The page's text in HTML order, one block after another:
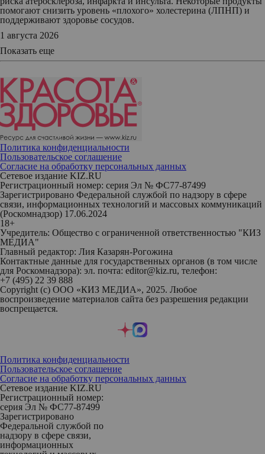
помогают снизить уровень «плохого» холестерина (ЛПНП) и
поддерживают здоровье сосудов.
1 августа 2026
Показать еще
Политика конфиденциальности
Пользовательское соглашение
Согласие на обработку персональных данных
Сетевое издание KIZ.RU
Регистрационный номер: серия Эл № ФС77-87499
Зарегистрировано Федеральной службой по надзору в сфере
связи, информационных технологий и массовых коммуникаций
(Роскомнадзор) 17.06.2024
18+
Учредитель: Общество с ограниченной ответственностью "КИЗ
МЕДИА"
Главный редактор: Лия Казарян-Рогожина
Контактные данные для государственных органов (в том числе
для Роскомнадзора): эл. почта: editor@kiz.ru, телефон:
+7 (495) 22 39 888
Copyright (с) ООО «КИЗ МЕДИА», 2025. Любое
воспроизведение материалов сайта без разрешения редакции
воспрещается.
Политика конфиденциальности
Пользовательское соглашение
Согласие на обработку персональных данных
Сетевое издание KIZ.RU
Регистрационный номер:
серия Эл № ФС77-87499
Зарегистрировано
Федеральной службой по
надзору в сфере связи,
информационных